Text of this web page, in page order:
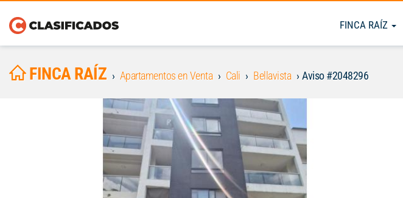
FINCA RAÍZ
FINCA RAÍZ Apartamentos en Venta Cali Bellavista Aviso #2048296